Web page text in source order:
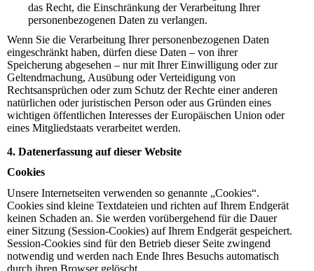
das Recht, die Einschränkung der Verarbeitung Ihrer
personenbezogenen Daten zu verlangen.
Wenn Sie die Verarbeitung Ihrer personenbezogenen Daten
eingeschränkt haben, dürfen diese Daten – von ihrer
Speicherung abgesehen – nur mit Ihrer Einwilligung oder zur
Geltendmachung, Ausübung oder Verteidigung von
Rechtsansprüchen oder zum Schutz der Rechte einer anderen
natürlichen oder juristischen Person oder aus Gründen eines
wichtigen öffentlichen Interesses der Europäischen Union oder
eines Mitgliedstaats verarbeitet werden.
4. Datenerfassung auf dieser Website
Cookies
Unsere Internetseiten verwenden so genannte „Cookies“.
Cookies sind kleine Textdateien und richten auf Ihrem Endgerät
keinen Schaden an. Sie werden vorübergehend für die Dauer
einer Sitzung (Session-Cookies) auf Ihrem Endgerät gespeichert.
Session-Cookies sind für den Betrieb dieser Seite zwingend
notwendig und werden nach Ende Ihres Besuchs automatisch
durch ihren Browser gelöscht.